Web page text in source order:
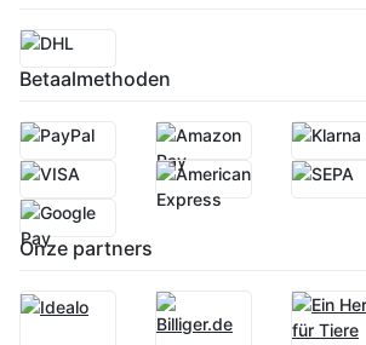
Betaalmethoden
Onze partners